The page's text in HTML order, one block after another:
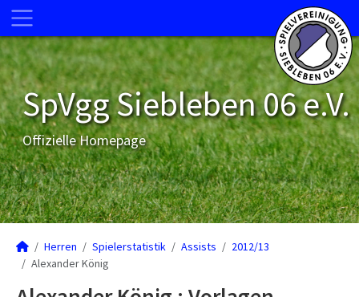
SpVgg Siebleben 06 e.V.
Offizielle Homepage
Herren Spielerstatistik Assists
2012/13
Alexander König